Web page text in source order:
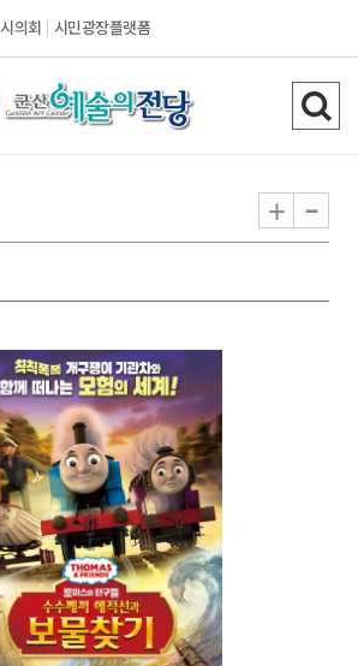
시의회 시민광장플랫폼
군
산
검
색
기
+ -